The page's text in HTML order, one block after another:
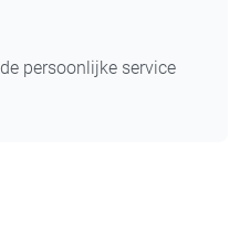
persoonlijke service